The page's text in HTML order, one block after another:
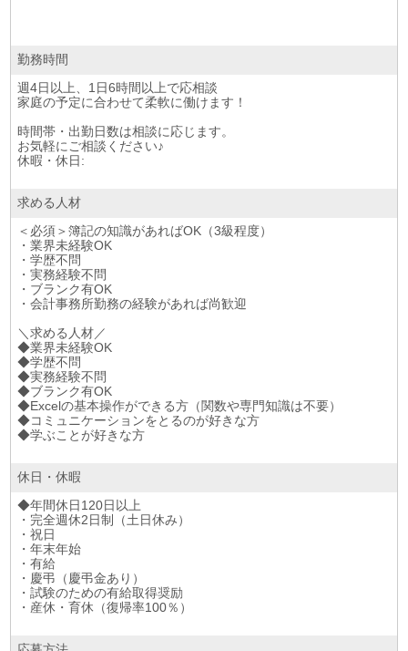
勤務時間
週4日以上、1日6時間以上で応相談
家庭の予定に合わせて柔軟に働けます！
時間帯・出勤日数は相談に応じます。
お気軽にご相談ください♪
休暇・休日:
求める人材
＜必須＞簿記の知識があればOK（3級程度）
・業界未経験OK
・学歴不問
・実務経験不問
・ブランク有OK
・会計事務所勤務の経験があれば尚歓迎
＼求める人材／
◆業界未経験OK
◆学歴不問
◆実務経験不問
◆ブランク有OK
◆Excelの基本操作ができる方（関数や専門知識は不要）
◆コミュニケーションをとるのが好きな方
◆学ぶことが好きな方
休日・休暇
◆年間休日120日以上
・完全週休2日制（土日休み）
・祝日
・年末年始
・有給
・慶弔（慶弔金あり）
・試験のための有給取得奨励
・産休・育休（復帰率100％）